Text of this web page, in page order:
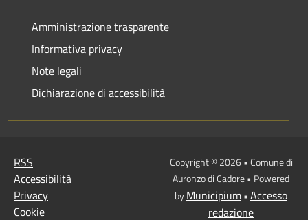
Amministrazione trasparente
Informativa privacy
Note legali
Dichiarazione di accessibilità
RSS
Accessibilità
Privacy
Cookie
Copyright © 2026 • Comune di
Auronzo di Cadore • Powered
byMunicipium• Accesso
redazione